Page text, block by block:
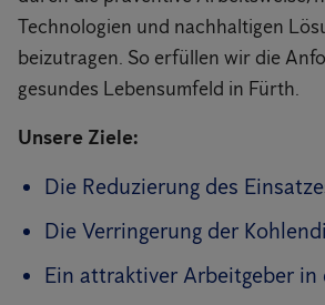
Technologien und nachhaltigen
beizutragen. So erfüllen wir die
gesundes Lebensumfeld in Fürth.
Unsere Ziele:
Die Reduzierung des
Die Verringerung der
Ein attraktiver Arbeitgeber in